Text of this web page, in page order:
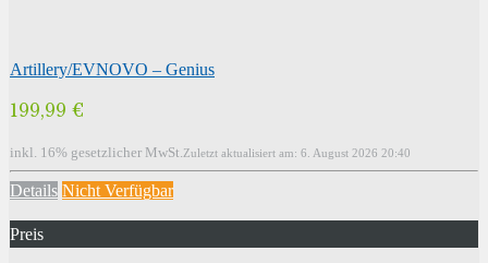
Artillery/EVNOVO – Genius
199,99 €
inkl. 16% gesetzlicher MwSt. Zuletzt aktualisiert am: 6. August 2026 20:40
Details Nicht Verfügbar
Preis